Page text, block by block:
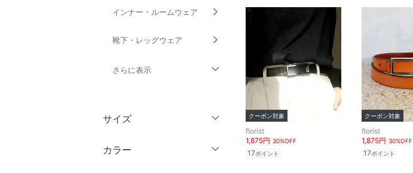
インナー・ルームウェア
靴下・レッグウェア
さらに表示
アクセサリー・腕時計
財布・ポーチ・ケース
サイズ
カラー
クーポン対象
florist
1,875円 30%OFF
17ポイント
クーポン対象
florist
1,875円 30%OFF
17ポイント